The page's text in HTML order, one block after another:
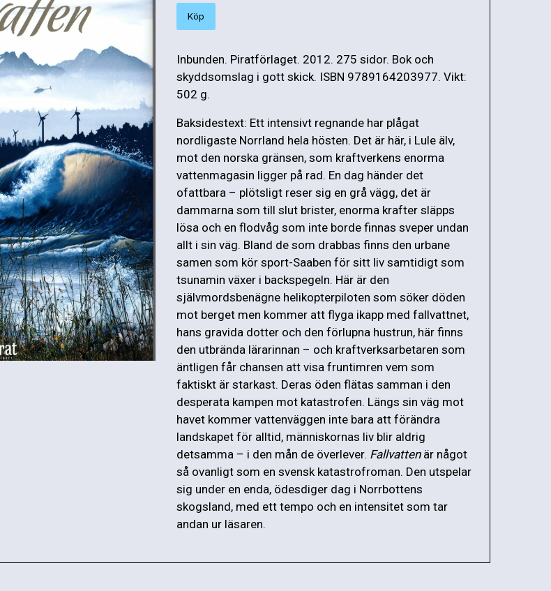
Köp
Inbunden. Piratförlaget. 2012. 275 sidor. Bok och
skyddsomslag i gott skick. ISBN 9789164203977. Vikt:
502 g.
Baksidestext: Ett intensivt regnande har plågat
nordligaste Norrland hela hösten. Det är här, i Lule älv,
mot den norska gränsen, som kraftverkens enorma
vattenmagasin ligger på rad. En dag händer det
ofattbara – plötsligt reser sig en grå vägg, det är
dammarna som till slut brister, enorma krafter släpps
lösa och en flodvåg som inte borde finnas sveper undan
allt i sin väg. Bland de som drabbas finns den urbane
samen som kör sport-Saaben för sitt liv samtidigt som
tsunamin växer i backspegeln. Här är den
självmordsbenägne helikopterpiloten som söker döden
mot berget men kommer att flyga ikapp med fallvattnet,
hans gravida dotter och den förlupna hustrun, här finns
den utbrända lärarinnan – och kraftverksarbetaren som
äntligen får chansen att visa fruntimren vem som
faktiskt är starkast. Deras öden flätas samman i den
desperata kampen mot katastrofen. Längs sin väg mot
havet kommer vattenväggen inte bara att förändra
landskapet för alltid, människornas liv blir aldrig
detsamma – i den mån de överlever. Fallvattenär något
så ovanligt som en svensk katastrofroman. Den utspelar
sig under en enda, ödesdiger dag i Norrbottens
skogsland, med ett tempo och en intensitet som tar
andan ur läsaren.